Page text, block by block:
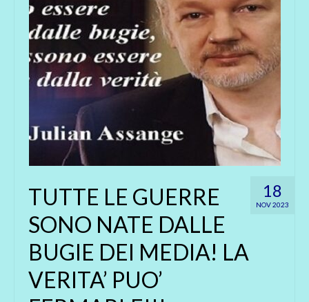
18
NOV 2023
TUTTE LE GUERRE
SONO NATE DALLE
BUGIE DEI MEDIA! LA
VERITA’ PUO’